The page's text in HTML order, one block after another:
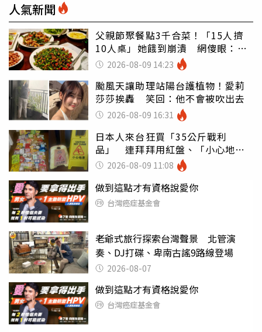
人氣新聞
父親節聚餐點3千合菜！「15人擠
10人桌」她餓到崩潰 網傻眼：讓
店家看笑話
2026-08-09 14:23
颱風天讓助理站陽台護植物！愛莉
莎莎挨轟 笑回：他不會被吹出去
2026-08-09 16:31
日本人來台狂買「35公斤戰利
品」 連拜拜用紅盤、「小心地
滑」告示牌也帶回家
2026-08-09 11:08
做到這點才有資格說愛你
台灣癌症基金會
老爺式旅行探索台灣聲景 北管演
奏、DJ打碟、卑南古謠9路線登場
2026-08-07
做到這點才有資格說愛你
台灣癌症基金會